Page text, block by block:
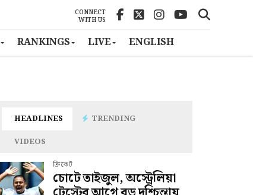
CONNECT
WITH US
RANKINGS LIVE ENGLISH
HEADLINES
TRENDING
VIDEOS
ক্রিকেট
চোটে তাইজুল, অস্ট্রেলিয়া